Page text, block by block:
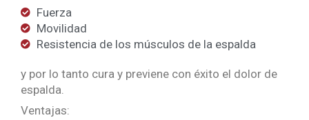
Fuerza
Movilidad
Resistencia de los músculos de la espalda
y por lo tanto cura y previene con éxito el dolor de
espalda.
Ventajas: